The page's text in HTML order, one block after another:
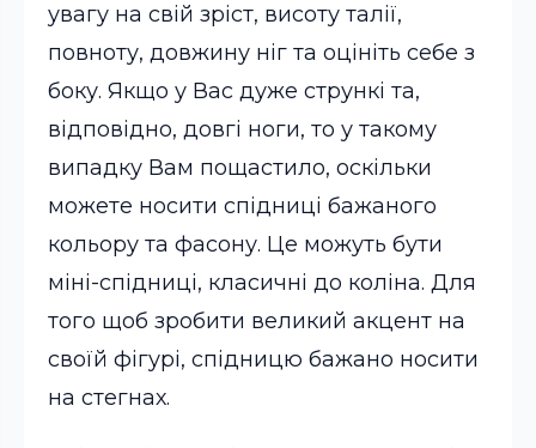
увагу на свій зріст, висоту талії,
повноту, довжину ніг та оцініть себе з
боку. Якщо у Вас дуже стрункі та,
відповідно, довгі ноги, то у такому
випадку Вам пощастило, оскільки
можете носити спідниці бажаного
кольору та фасону. Це можуть бути
міні-спідниці, класичні до коліна. Для
того щоб зробити великий акцент на
своїй фігурі, спідницю бажано носити
на стегнах.